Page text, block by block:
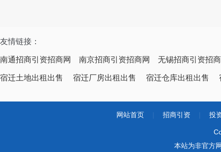
友情链接：
南通招商引资招商网 南京招商引资招商网 无锡招商引资招
宿迁土地出租出售 宿迁厂房出租出售 宿迁仓库出租出售
网站首页 招商引资 投
本站为非官方